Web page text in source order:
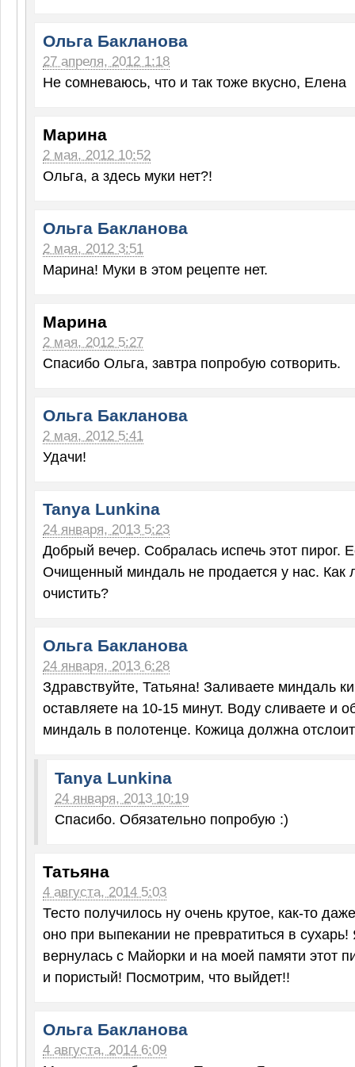
Ольга Бакланова
27 апреля, 2012 1:18
Не сомневаюсь, что и так тоже вкусно, Елена
Марина
2 мая, 2012 10:52
Ольга, а здесь муки нет?!
Ольга Бакланова
2 мая, 2012 3:51
Марина! Муки в этом рецепте нет.
Марина
2 мая, 2012 5:27
Спасибо Ольга, завтра попробую сотворить.
Ольга Бакланова
2 мая, 2012 5:41
Удачи!
Tanya Lunkina
24 января, 2013 5:23
Добрый вечер. Собралась испечь этот пирог.
Очищенный миндаль не продается у нас. Как
очистить?
Ольга Бакланова
24 января, 2013 6:28
Здравствуйте, Татьяна! Заливаете миндаль
оставляете на 10-15 минут. Воду сливаете и
миндаль в полотенце. Кожица должна
Tanya Lunkina
24 января, 2013 10:19
Спасибо. Обязательно попробую :)
Татьяна
4 августа, 2014 5:03
Тесто получилось ну очень крутое, как-то
оно при выпекании не превратиться в сухарь!
вернулась с Майорки и на моей памяти этот
и пористый! Посмотрим, что выйдет!!
Ольга Бакланова
4 августа, 2014 6:09